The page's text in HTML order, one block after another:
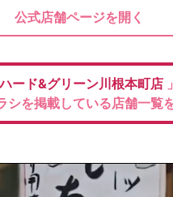
公式店舗ページを開く
ード&グリーン川根本町店
シを掲載している店舗一覧